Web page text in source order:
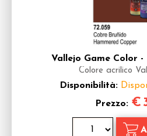
Vallejo Game Color
Colore acrilico
Disponibilità:
Prezzo: €